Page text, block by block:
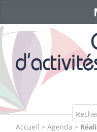
Accueil > Agenda >